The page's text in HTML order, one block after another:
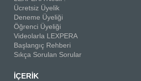
Ücretsiz Üyelik
Deneme Üyeliği
Öğrenci Üyeliği
Videolarla LEXPERA
Başlangıç Rehberi
Sıkça Sorulan Sorular
İÇERİK